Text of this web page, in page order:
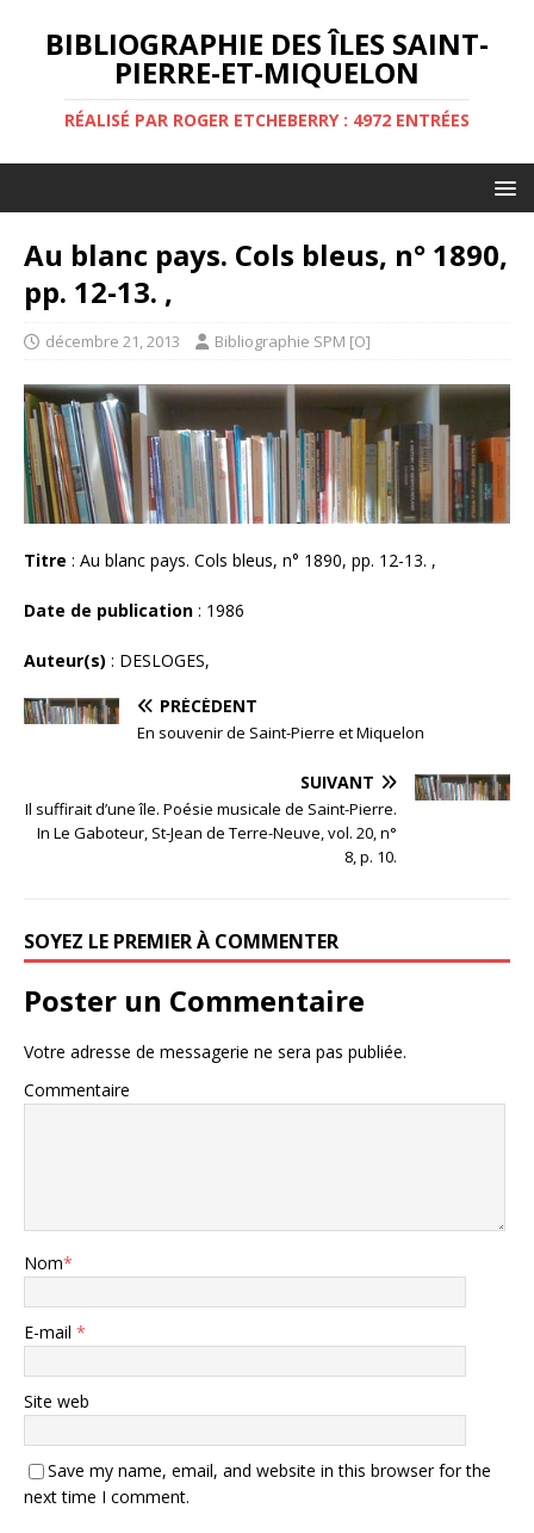
BIBLIOGRAPHIE DES ÎLES SAINT-
PIERRE-ET-MIQUELON
RÉALISÉ PAR ROGER ETCHEBERRY : 4972 ENTRÉES
Au blanc pays. Cols bleus, n° 1890,
pp. 12-13. ,
décembre 21, 2013 Bibliographie SPM [O]
Titre : Au blanc pays. Cols bleus, n° 1890, pp. 12-13. ,
Date de publication : 1986
Auteur(s) : DESLOGES,
PRÉCÉDENT
En souvenir de Saint-Pierre et Miquelon
SUIVANT
Il suffirait d’une île. Poésie musicale de Saint-Pierre.
In Le Gaboteur, St-Jean de Terre-Neuve, vol. 20, n°
8, p. 10.
SOYEZ LE PREMIER À COMMENTER
Poster un Commentaire
Votre adresse de messagerie ne sera pas publiée.
Commentaire
Nom*
E-mail *
Site web
Save my name, email, and website in this browser for the
next time I comment.